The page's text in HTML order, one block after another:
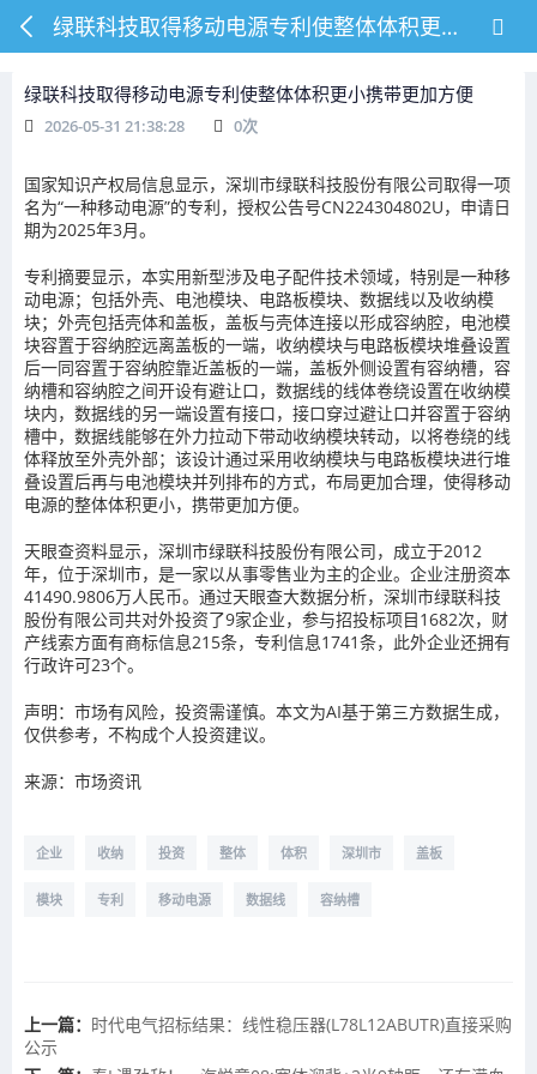
绿联科技取得移动电源专利使整体体积更小携带更加方便
绿联科技取得移动电源专利使整体体积更小携带更加方便
2026-05-31 21:38:28 0次
国家知识产权局信息显示，深圳市绿联科技股份有限公司取得一项
名为“一种移动电源”的专利，授权公告号CN224304802U，申请日
期为2025年3月。
专利摘要显示，本实用新型涉及电子配件技术领域，特别是一种移
动电源；包括外壳、电池模块、电路板模块、数据线以及收纳模
块；外壳包括壳体和盖板，盖板与壳体连接以形成容纳腔，电池模
块容置于容纳腔远离盖板的一端，收纳模块与电路板模块堆叠设置
后一同容置于容纳腔靠近盖板的一端，盖板外侧设置有容纳槽，容
纳槽和容纳腔之间开设有避让口，数据线的线体卷绕设置在收纳模
块内，数据线的另一端设置有接口，接口穿过避让口并容置于容纳
槽中，数据线能够在外力拉动下带动收纳模块转动，以将卷绕的线
体释放至外壳外部；该设计通过采用收纳模块与电路板模块进行堆
叠设置后再与电池模块并列排布的方式，布局更加合理，使得移动
电源的整体体积更小，携带更加方便。
天眼查资料显示，深圳市绿联科技股份有限公司，成立于2012
年，位于深圳市，是一家以从事零售业为主的企业。企业注册资本
41490.9806万人民币。通过天眼查大数据分析，深圳市绿联科技
股份有限公司共对外投资了9家企业，参与招投标项目1682次，财
产线索方面有商标信息215条，专利信息1741条，此外企业还拥有
行政许可23个。
声明：市场有风险，投资需谨慎。本文为AI基于第三方数据生成，
仅供参考，不构成个人投资建议。
来源：市场资讯
企业 收纳 投资 整体 体积 深圳市 盖板
模块 专利 移动电源 数据线 容纳槽
上一篇： 时代电气招标结果：线性稳压器(L78L12ABUTR)直接采购
公示